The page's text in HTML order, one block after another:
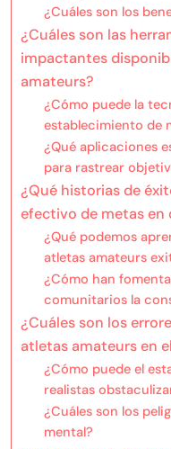
¿Cuáles son los
¿Cuáles son las
impactantes
amateurs?
¿Cómo puede la
establecimiento de
¿Qué aplicaciones
para rastrear
¿Qué historias de
efectivo de metas en
¿Qué podemos
atletas amateurs
¿Cómo han
comunitarios la
¿Cuáles son los
atletas amateurs en
¿Cómo puede el
realistas
¿Cuáles son los
mental?